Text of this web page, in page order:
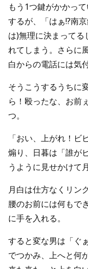
もう1つ鍵がかかっ
するが、「はぁ!?南
は)無理に決まって
れてしまう。さらに
白からの電話には気
そうこうするうちに
ら！殴ったな、お前
つ。
「おい、上がれ！
煽り、日暮は「誰が
うように見せかけて
月白は仕方なくリン
腰のお前には何もで
に手を入れる。
すると変な男は「ぐ
でつかみ、上へと何